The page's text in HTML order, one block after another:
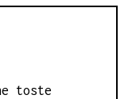
toste